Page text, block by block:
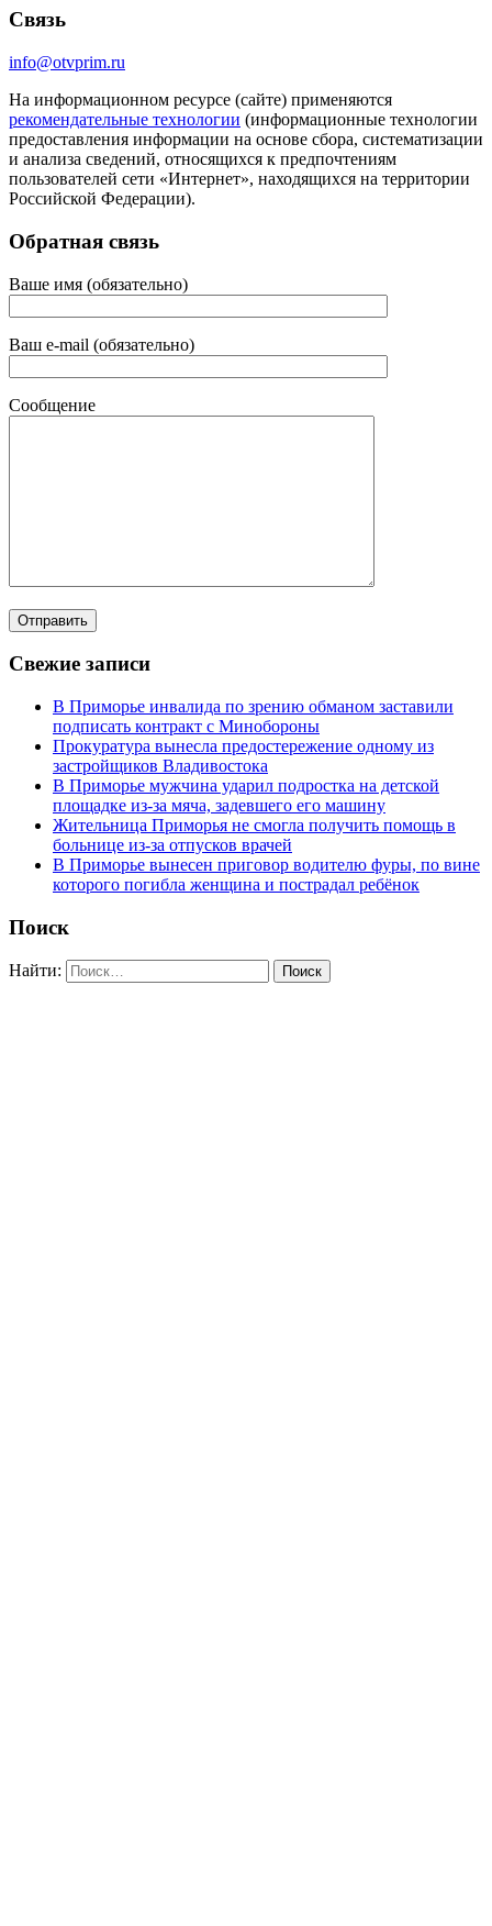
Связь
info@otvprim.ru
На информационном ресурсе (сайте) применяются
рекомендательные технологии (информационные технологии
предоставления информации на основе сбора, систематизации
и анализа сведений, относящихся к предпочтениям
пользователей сети «Интернет», находящихся на территории
Российской Федерации).
Обратная связь
Ваше имя (обязательно)
Ваш e-mail (обязательно)
Сообщение
Свежие записи
В Приморье инвалида по зрению обманом заставили
подписать контракт с Минобороны
Прокуратура вынесла предостережение одному из
застройщиков Владивостока
В Приморье мужчина ударил подростка на детской
площадке из-за мяча, задевшего его машину
Жительница Приморья не смогла получить помощь в
больнице из-за отпусков врачей
В Приморье вынесен приговор водителю фуры, по вине
которого погибла женщина и пострадал ребёнок
Поиск
Найти: